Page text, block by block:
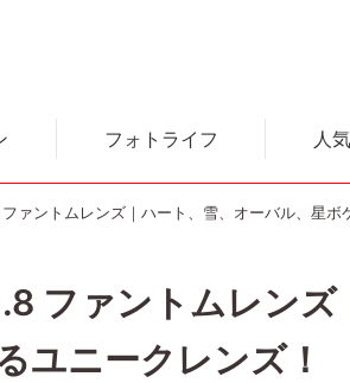
フォトライフ 人
ァントムレンズ｜ハート、雪、オーバル、星ボ
ファントムレンズ
ユニークレンズ！